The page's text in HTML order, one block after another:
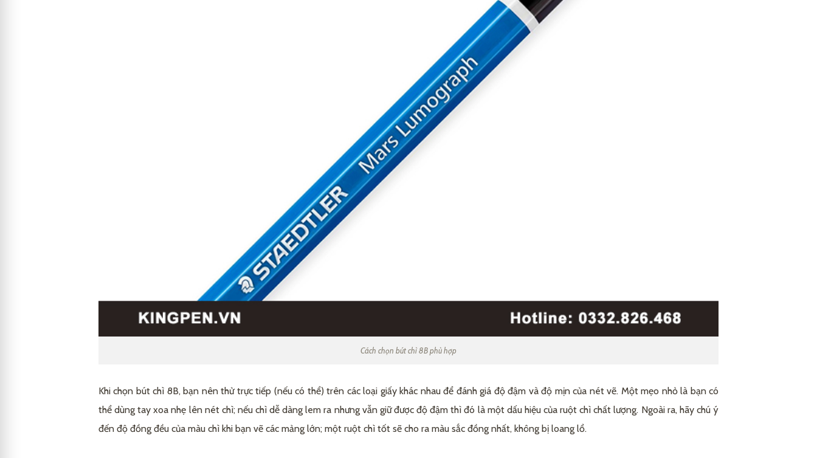
Cách chọn bút chì 8B phù hợp
Khi chọn bút chì 8B, bạn nên thử trực tiếp (nếu có thể) trên các loại giấy khác nhau để đánh giá độ đậm và độ mịn của nét vẽ. Một mẹo nhỏ là bạn có
thể dùng tay xoa nhẹ lên nét chì; nếu chì dễ dàng lem ra nhưng vẫn giữ được độ đậm thì đó là một dấu hiệu của ruột chì chất lượng. Ngoài ra, hãy chú ý
đến độ đồng đều của màu chì khi bạn vẽ các mảng lớn; một ruột chì tốt sẽ cho ra màu sắc đồng nhất, không bị loang lổ.